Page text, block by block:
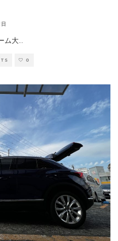
ム大...
0